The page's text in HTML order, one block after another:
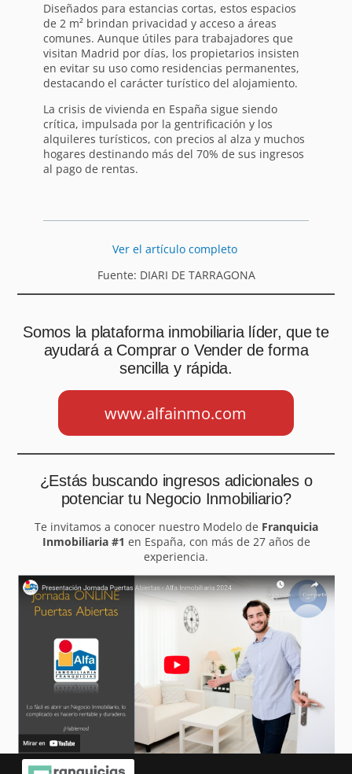
Diseñados para estancias cortas, estos espacios
de 2 m² brindan privacidad y acceso a áreas
comunes. Aunque útiles para trabajadores que
visitan Madrid por días, los propietarios insisten
en evitar su uso como residencias permanentes,
destacando el carácter turístico del alojamiento.
La crisis de vivienda en España sigue siendo
crítica, impulsada por la gentrificación y los
alquileres turísticos, con precios al alza y muchos
hogares destinando más del 70% de sus ingresos
al pago de rentas.
Ver el artículo completo
Fuente: DIARI DE TARRAGONA
Somos la plataforma inmobiliaria líder, que te
ayudará a Comprar o Vender de forma
sencilla y rápida.
www.alfainmo.com
¿Estás buscando ingresos adicionales o
potenciar tu Negocio Inmobiliario?
Te invitamos a conocer nuestro Modelo de Franquicia
Inmobiliaria #1 en España, con más de 27 años de
experiencia.